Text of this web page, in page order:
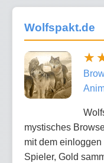
Wolfspakt.de
mystisches
mit dem
Spieler, Gold